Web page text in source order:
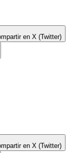
en X (Twitter)
en X (Twitter)